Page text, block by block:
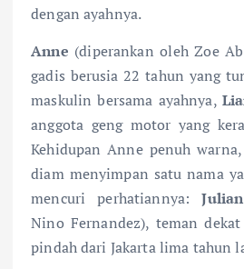
dengan ayahnya.
Anne (diperankan oleh Zoe
gadis berusia 22 tahun yang
maskulin bersama ayahnya,
anggota geng motor yang
Kehidupan Anne penuh
diam menyimpan satu nama
mencuri perhatiannya:Julian
Nino Fernandez), teman
pindah dari Jakarta lima tahun